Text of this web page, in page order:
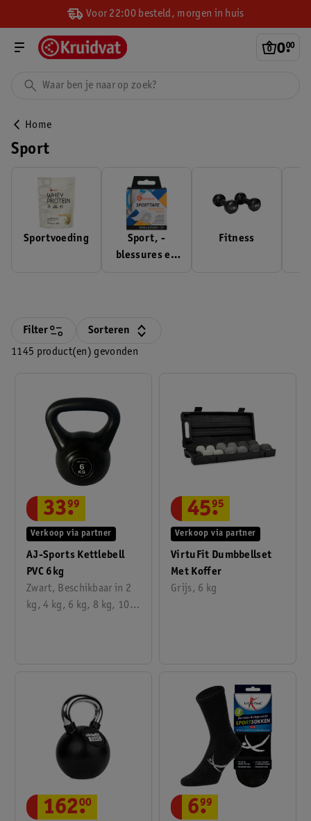
Voor 22:00 besteld, morgen in huis
0.
00
Home
Sport
Sportvoeding
Sport, -
blessures en
Fitness
1145 product(en) gevonden
Filter Sorteren
AJ-Sports Kettlebell
PVC 6kg
Zwart, Beschikbaar in 2
kg, 4 kg, 6 kg, 8 kg, 10
Verkoop via partner
33.
99
VirtuFit Dumbbellset
Met Koffer
Grijs, 6 kg
Verkoop via partner
45.
95
162.
00 6.
99